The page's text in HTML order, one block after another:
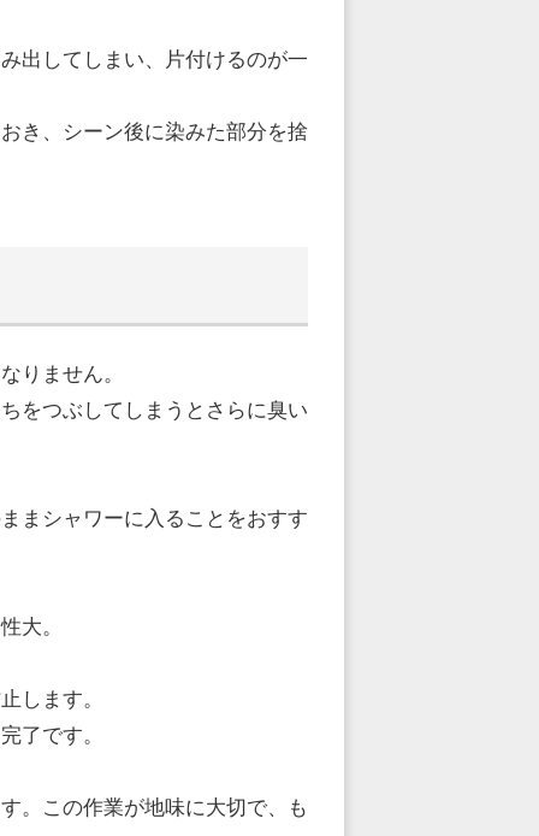
出してしまい、片付けるのが一
き、シーン後に染みた部分を捨
りません。
をつぶしてしまうとさらに臭い
まシャワーに入ることをおすす
大。
します。
了です。
。この作業が地味に大切で、も